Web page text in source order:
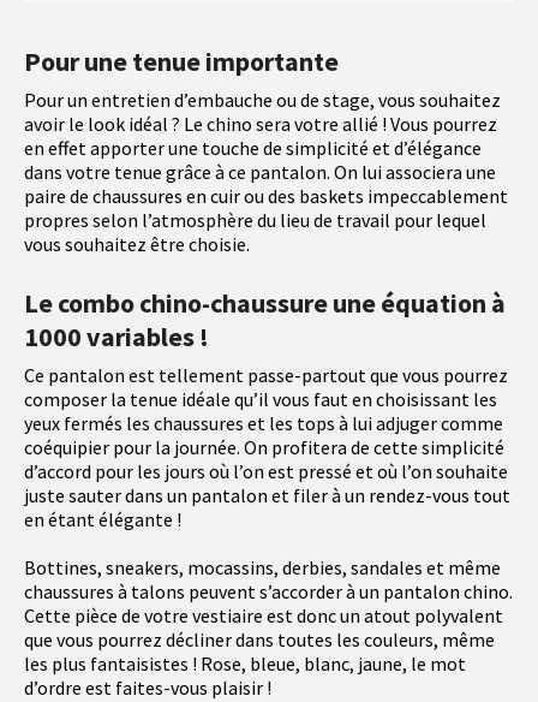
Pour une tenue importante
Pour un entretien d’embauche ou de stage, vous souhaitez
avoir le look idéal ? Le chino sera votre allié ! Vous pourrez
en effet apporter une touche de simplicité et d’élégance
dans votre tenue grâce à ce pantalon. On lui associera une
paire de chaussures en cuir ou des baskets impeccablement
propres selon l’atmosphère du lieu de travail pour lequel
vous souhaitez être choisie.
Le combo chino-chaussure une équation à
1000 variables !
Ce pantalon est tellement passe-partout que vous pourrez
composer la tenue idéale qu’il vous faut en choisissant les
yeux fermés les chaussures et les tops à lui adjuger comme
coéquipier pour la journée. On profitera de cette simplicité
d’accord pour les jours où l’on est pressé et où l’on souhaite
juste sauter dans un pantalon et filer à un rendez-vous tout
en étant élégante !
Bottines, sneakers, mocassins, derbies, sandales et même
chaussures à talons peuvent s’accorder à un pantalon chino.
Cette pièce de votre vestiaire est donc un atout polyvalent
que vous pourrez décliner dans toutes les couleurs, même
les plus fantaisistes ! Rose, bleue, blanc, jaune, le mot
d’ordre est faites-vous plaisir !